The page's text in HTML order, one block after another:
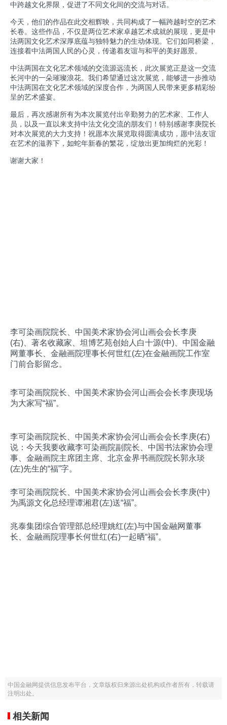
中跨越文化界限，促进了不同文化间的交流与对话。
今天，他们的作品在此交相辉映，共同构成了一幅跨越时空的艺术
长卷。这些作品，不仅是两位艺术家卓越艺术成就的展现，更是中
法两国文化艺术深厚底蕴与独特魅力的生动体现。它们如同桥梁，
连接着中法两国人民的心灵，传递着友谊与和平的美好愿景。
中法两国在文化艺术领域的交流源远流长，此次展览正是这一交流
长河中的一朵璀璨浪花。我们希望通过这次展览，能够进一步推动
中法两国在文化艺术领域的深度合作，为两国人民带来更多精彩纷
呈的艺术盛宴。
最后，再次感谢所有为本次展览付出辛勤努力的艺术家、工作人
员，以及一直以来支持中法文化交流的朋友们！特别感谢李庚院长
对本次展览的大力支持！祝愿本次展览取得圆满成功，愿中法友谊
在艺术的滋养下，如蛇年新春的繁花，绽放出更加绚烂的光彩！
谢谢大家！
李可染画院院长、中国美术家协会河山画会会长李庚
(右)、 著名收藏家、坦博艺苑创始人白十源(中)、 中国金融
网董事长、金融画院理事长何世红(左)在金融画院工作室
门前合影留念。
李可染画院院长、中国美术家协会河山画会会长李庚现场
为大家写“福”。
李可染画院院长、中国美术家协会河山画会会长李庚(右)
说：今天我要收藏李可染画院副院长、中国书法家协会理
事、金融画院主席团主席、北京金界书画院院长郭永琰
(左)先生的“福”字。
李可染画院院长、中国美术家协会河山画会会长李庚(中)
为禹源文化总经理谭湘君(左)送“福”。
兆泰集团综合管理部总经理姚红(左)与中国金融网董事
长、金融画院理事长何世红(右)一起晒“福”。
中国金融网提供信息发布平台，文章版权归来源出处机构或作者所有，转载请
注明出处。
相关新闻